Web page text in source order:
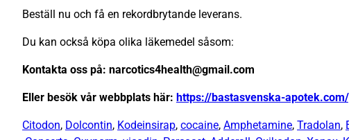
Beställ nu och få en rekordbrytande leverans.
Du kan också köpa olika läkemedel såsom:
Kontakta oss på: narcotics4health@gmail.com
Eller besök vår webbplats här: https://bastasvenska-
Citodon, Dolcontin, Kodeinsirap, cocaine, Amphetamine, Tradolan,